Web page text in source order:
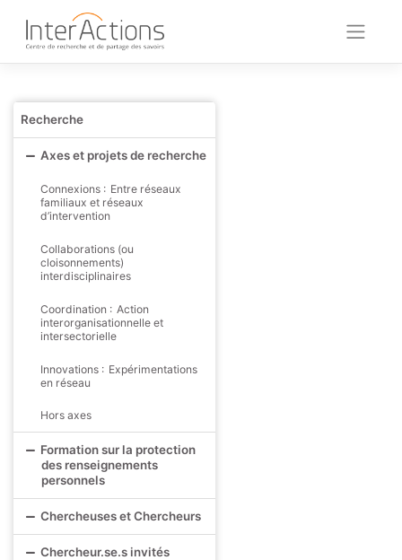
content
Recherche
Axes et projets de recherche
Connexions : Entre réseaux
familiaux et réseaux
d’intervention
Collaborations (ou
cloisonnements)
interdisciplinaires
Coordination : Action
interorganisationnelle et
intersectorielle
Innovations : Expérimentations
en réseau
Hors axes
Formation sur la protection
des renseignements
personnels
Chercheuses et Chercheurs
Chercheur.se.s invités